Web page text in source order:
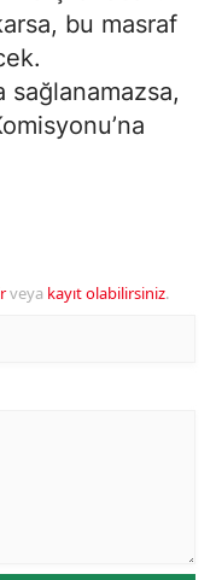
bu masraf
sağlanamazsa,
veya kayıt olabilirsiniz.